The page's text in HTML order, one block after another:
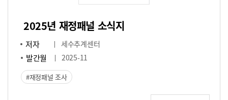
2025년 재정패널 소식지
저자 세수추계센터
발간월 2025-11
재정패널 조사